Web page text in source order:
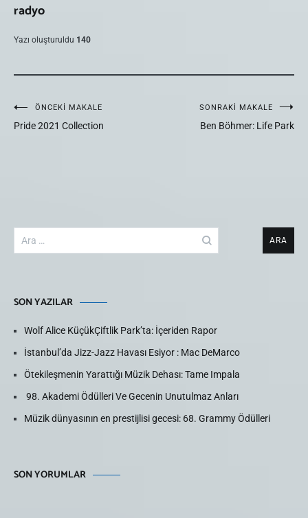
radyo
Yazı oluşturuldu 140
Yazı
gezinmesi
ÖNCEKI MAKALE
Pride 2021 Collection
SONRAKI MAKALE
Ben Böhmer: Life Park
SON YAZILAR
Wolf Alice KüçükÇiftlik Park’ta: İçeriden Rapor
İstanbul’da Jizz-Jazz Havası Esiyor : Mac DeMarco
Ötekileşmenin Yarattığı Müzik Dehası: Tame Impala
98. Akademi Ödülleri Ve Gecenin Unutulmaz Anları
Müzik dünyasının en prestijlisi gecesi: 68. Grammy Ödülleri
SON YORUMLAR